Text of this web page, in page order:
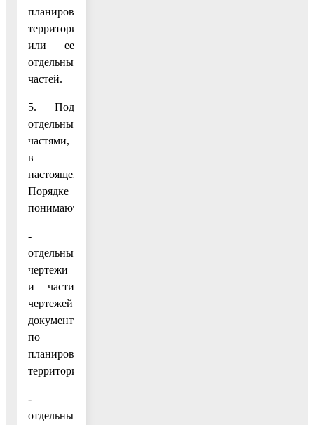
планировке
территории
или ее
отдельных
частей.
5. Под
отдельными
частями,
в
настоящем
Порядке
понимаются:
-
отдельные
чертежи
и части
чертежей
документации
по
планировке
территории;
-
отдельные